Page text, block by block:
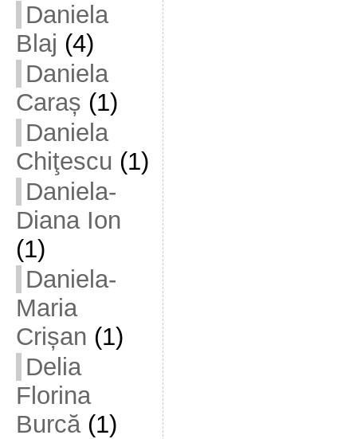
Daniela
Blaj (4)
Daniela
Caraș (1)
Daniela
Chiţescu (1)
Daniela-
Diana Ion
(1)
Daniela-
Maria
Crișan (1)
Delia
Florina
Burcă(1)